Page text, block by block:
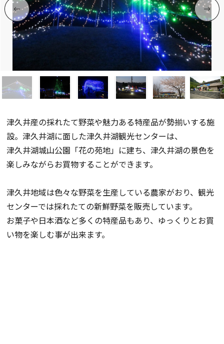
津久井産の採れたて野菜や魅力ある特産品が勢揃いする施
設。津久井湖に面した津久井湖観光センターは、
津久井湖城山公園「花の苑地」に建ち、津久井湖の景色を
楽しみながらお買物することができます。
津久井地域は色々な野菜を生産している農家がおり、観光
センターでは採れたての新鮮野菜を販売しています。
お菓子や日本酒など多くの特産品もあり、ゆっくりとお買
い物を楽しむ事が出来ます。